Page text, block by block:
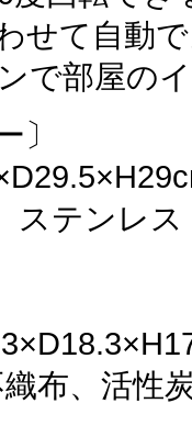
せて自動
で部屋の
〕
ステンレス
布、活性